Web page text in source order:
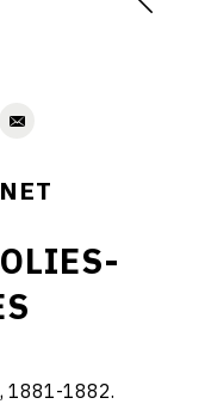
1881-1882.